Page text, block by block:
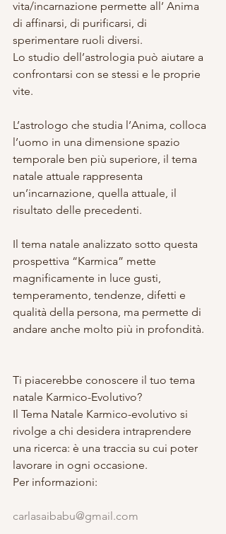
vita/incarnazione permette all’ Anima
di affinarsi, di purificarsi, di
sperimentare ruoli diversi.
Lo studio dell’astrologia può aiutare a
confrontarsi con se stessi e le proprie
vite.
L’astrologo che studia l’Anima, colloca
l’uomo in una dimensione spazio
temporale ben più superiore, il tema
natale attuale rappresenta
un’incarnazione, quella attuale, il
risultato delle precedenti.
Il tema natale analizzato sotto questa
prospettiva “Karmica” mette
magnificamente in luce gusti,
temperamento, tendenze, difetti e
qualità della persona, ma permette di
andare anche molto più in profondità.
Ti piacerebbe conoscere il tuo tema
natale Karmico-Evolutivo?
Il Tema Natale Karmico-evolutivo si
rivolge a chi desidera intraprendere
una ricerca: è una traccia su cui poter
lavorare in ogni occasione.
Per informazioni:
carlasaibabu@gmail.com